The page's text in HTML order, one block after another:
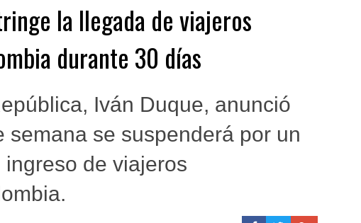
la llegada de viajeros
durante 30 días
Iván Duque, anunció
semana se suspenderá por un
de viajeros